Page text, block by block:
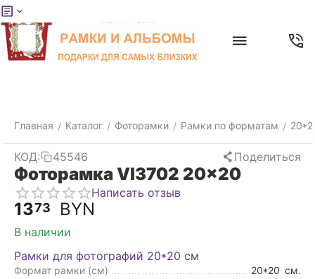
Главная / Каталог / Фоторамки / Рамки по форматам /
КОД: 45546 Поделиться
Фоторамка VI3702 20x20
Написать отзыв
1373 BYN
В наличии
Рамки для фотографий 20*20 см
Формат рамки (см) 20*20 см.
Меню
товары